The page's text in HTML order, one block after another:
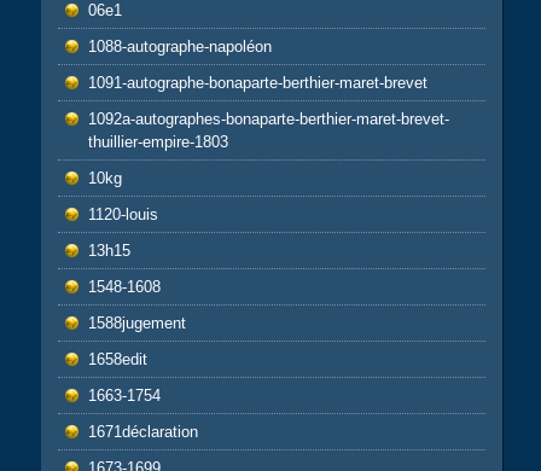
06e1
1088-autographe-napoléon
1091-autographe-bonaparte-berthier-maret-brevet
1092a-autographes-bonaparte-berthier-maret-brevet-
thuillier-empire-1803
10kg
1120-louis
13h15
1548-1608
1588jugement
1658edit
1663-1754
1671déclaration